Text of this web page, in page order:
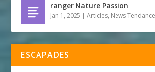
ranger Nature Passion
Jan 1, 2025 |Articles, News Tendance
ESCAPADES